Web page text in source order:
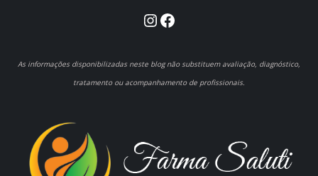
Instagram
Facebook
As informações disponibilizadas neste blog não substituem avaliação, diagnóstico,
tratamento ou acompanhamento de profissionais.